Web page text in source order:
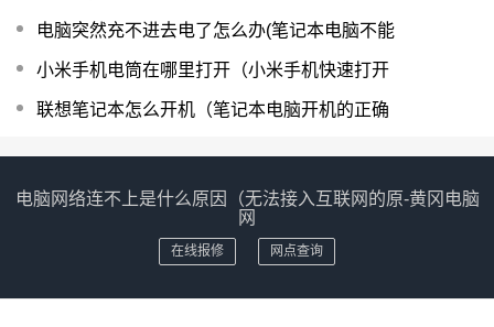
电脑突然充不进去电了怎么办(笔记本电脑不能
小米手机电筒在哪里打开（小米手机快速打开
联想笔记本怎么开机（笔记本电脑开机的正确
电脑网络连不上是什么原因（无法接入互联网的原-黄冈电脑
网
在线报修 网点查询